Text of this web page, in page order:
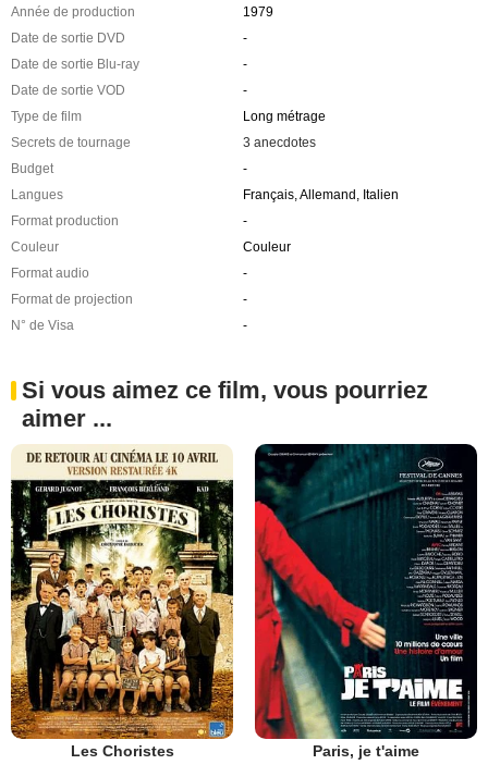
Année de production
1979
Date de sortie DVD
-
Date de sortie Blu-ray
-
Date de sortie VOD
-
Type de film
Long métrage
Secrets de tournage
3 anecdotes
Budget
-
Langues
Français, Allemand, Italien
Format production
-
Couleur
Couleur
Format audio
-
Format de projection
-
N° de Visa
-
Si vous aimez ce film, vous pourriez
aimer ...
Les Choristes Paris, je t'aime